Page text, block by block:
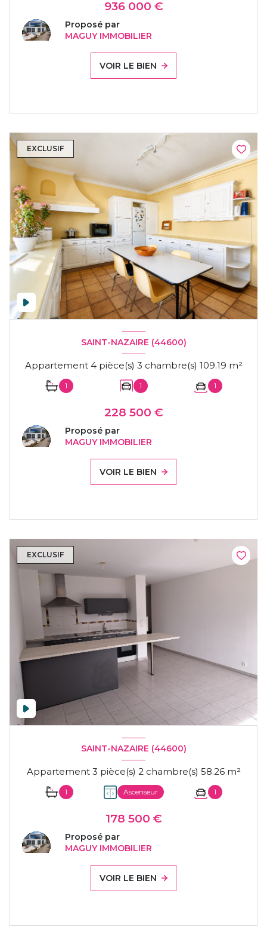
936 000 €
Proposé par
MAGUY IMMOBILIER
VOIR LE BIEN
EXCLUSIF
SAINT-NAZAIRE (44600)
Appartement 4 pièce(s) 3 chambre(s) 109.19 m²
1 1 1
228 500 €
Proposé par
MAGUY IMMOBILIER
VOIR LE BIEN
EXCLUSIF
SAINT-NAZAIRE (44600)
Appartement 3 pièce(s) 2 chambre(s) 58.26 m²
1 Ascenseur 1
178 500 €
Proposé par
MAGUY IMMOBILIER
VOIR LE BIEN